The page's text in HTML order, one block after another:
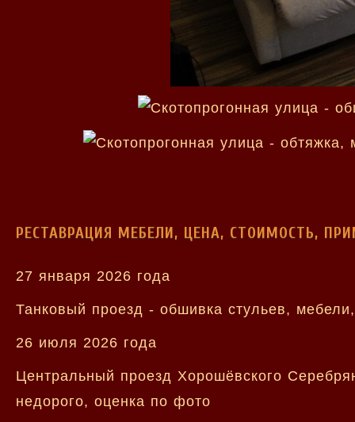
РЕСТАВРАЦИЯ МЕБЕЛИ, ЦЕНА, СТОИМОСТЬ,
27 января 2026 года
Танковый проезд - обшивка стульев,
26 июля 2026 года
Центральный проезд Хорошёвского
недорого, оценка по фото